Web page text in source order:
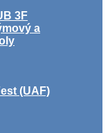
3F
a
(UAF)